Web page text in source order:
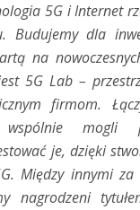
5G i Internet
Budujemy dla
na
5G Lab –
firmom.
mogli
je, dzięki
Między innymi
nagrodzeni